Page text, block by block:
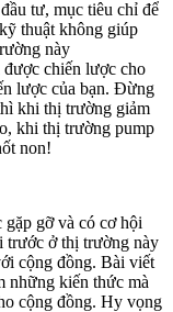
tư, mục tiêu chỉ để
thuật không giúp
này
được chiến lược cho
lược của bạn. Đừng
khi thị trường giảm
khi thị trường pump
non!
gỡ và có cơ hội
trước ở thị trường này
cộng đồng. Bài viết
những kiến thức mà
cộng đồng. Hy vọng